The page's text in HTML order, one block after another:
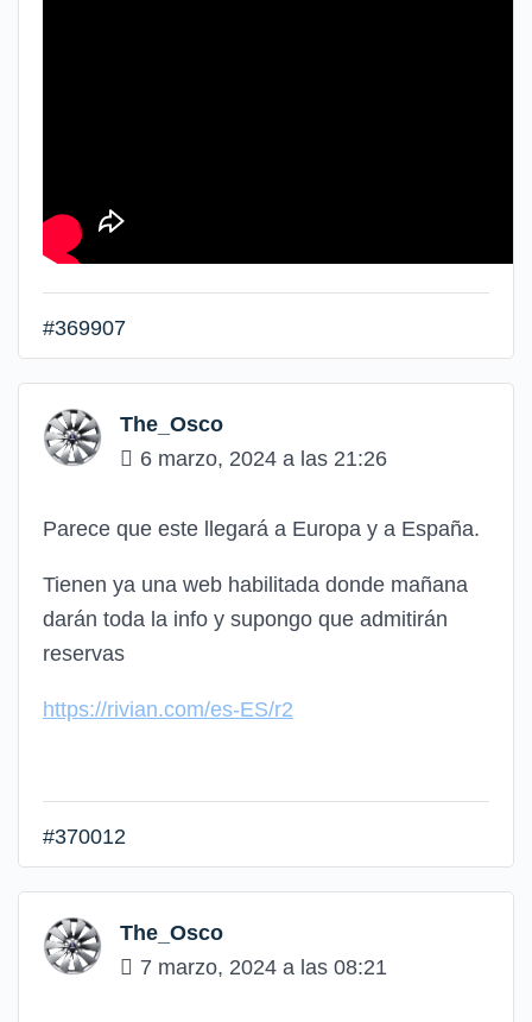
#369907
The_Osco
6 marzo, 2024 a las 21:26
Parece que este llegará a Europa y a España.
Tienen ya una web habilitada donde mañana
darán toda la info y supongo que admitirán
reservas
https://rivian.com/es-ES/r2
#370012
The_Osco
7 marzo, 2024 a las 08:21